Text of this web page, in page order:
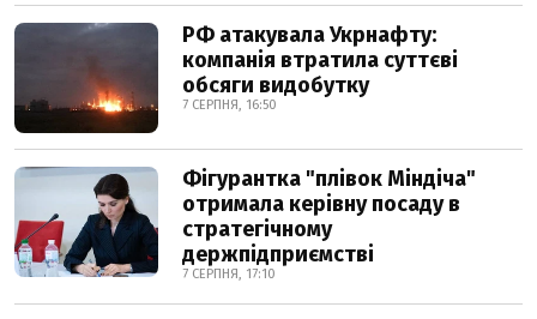
РФ атакувала Укрнафту:
компанія втратила суттєві
обсяги видобутку
7 СЕРПНЯ, 16:50
Фігурантка "плівок Міндіча"
отримала керівну посаду в
стратегічному
держпідприємстві
7 СЕРПНЯ, 17:10